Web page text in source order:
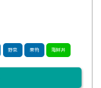
野菜 果物 海鮮丼